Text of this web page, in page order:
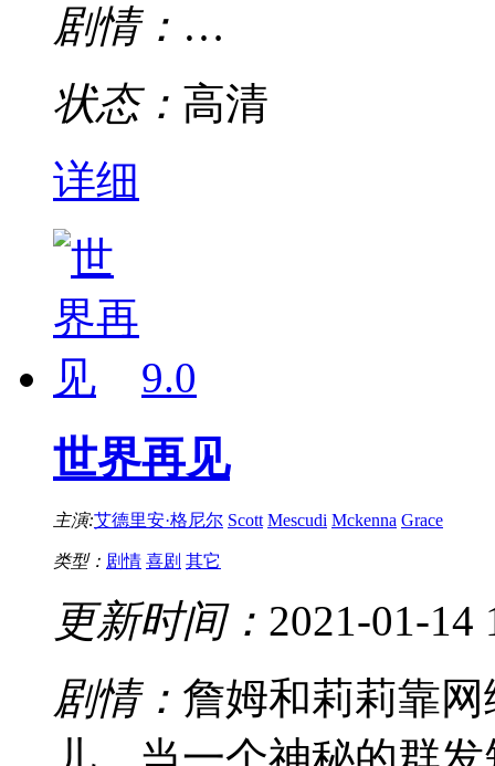
剧情： …
状态： 高清
详细
9.0
世界再见
主演:艾德里安·格尼尔 Scott Mescudi Mckenna Grace
类型： 剧情 喜剧 其它
更新时间： 2021-01-14
剧情： 詹姆和莉莉靠